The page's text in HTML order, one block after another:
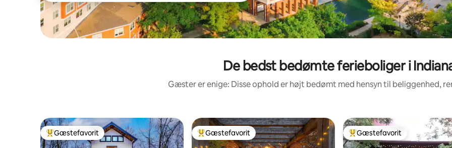
De bedst bedømte ferieboliger i
Gæster er enige: Disse ophold er højt bedømt med hensyn til beliggenhed,
Bedste gæstefavorit
Gæstefavorit Bedste gæstefavorit
Gæstefavorit Bedste gæstefavorit
Gæstefavorit